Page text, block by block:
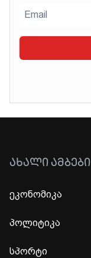
ᲐᲮᲐᲚᲘ ᲐᲛᲑᲔᲑᲘ
ეკონომიკა
პოლიტიკა
სპორტი